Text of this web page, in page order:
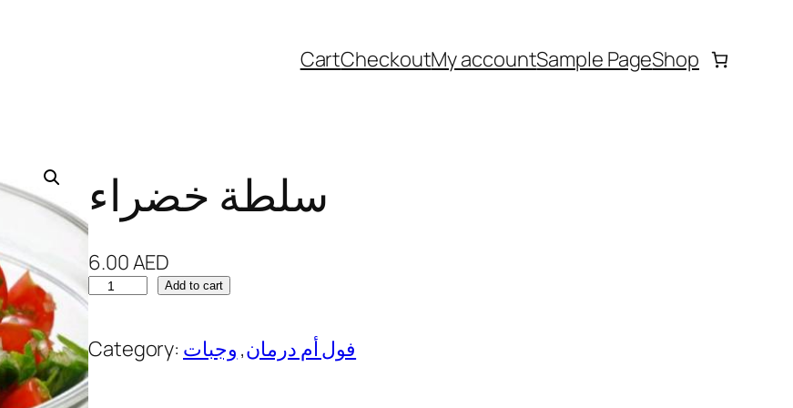
CartCheckoutMy accountSample PageShop
سلطة خضراء
6.00AED
س
ط
ة
خ
Add to cart
Category: فول أم درمان, وجبات